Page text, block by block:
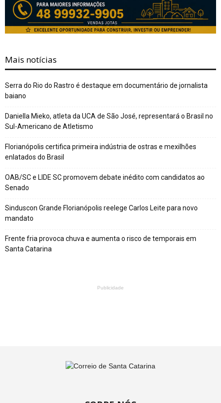
Mais notícias
Serra do Rio do Rastro é destaque em documentário de jornalista
baiano
Daniella Mieko, atleta da UCA de São José, representará o Brasil no
Sul-Americano de Atletismo
Florianópolis certifica primeira indústria de ostras e mexilhões
enlatados do Brasil
OAB/SC e LIDE SC promovem debate inédito com candidatos ao
Senado
Sinduscon Grande Florianópolis reelege Carlos Leite para novo
mandato
Frente fria provoca chuva e aumenta o risco de temporais em
Santa Catarina
Publicidade